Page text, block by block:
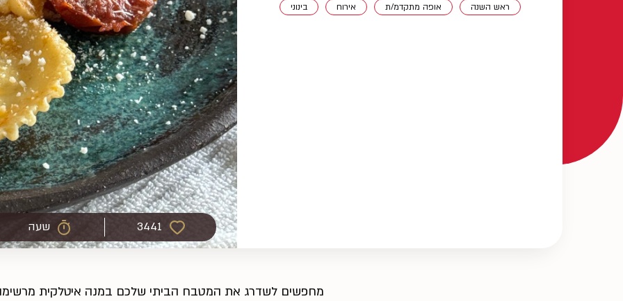
ראש השנה אופה מתקדמ/ת אירוח בינוני
3441 שעה
מחפשים לשדרג את המטבח הביתי שלכם במנה איטלקית